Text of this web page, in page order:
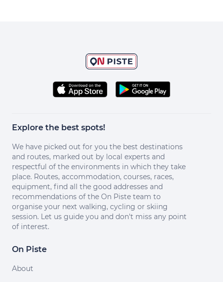
Explore the best spots!
We have picked out for you the best destinations
and routes, marked out by local experts and
respectful of the environments in which they take
place. Routes, accommodation, courses, races,
equipment, find all the good addresses and
recommendations of the On Piste team to
organise your next walking, cycling or skiing
session. Let us guide you and don't miss any point
of interest.
On Piste
About